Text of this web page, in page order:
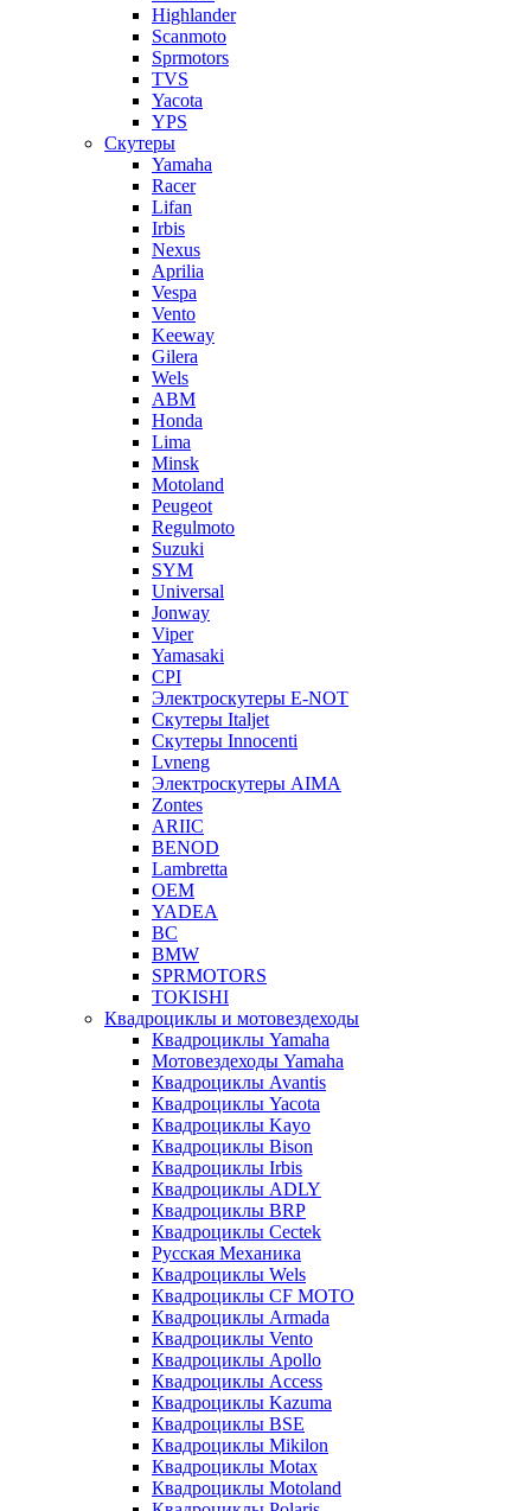
Highlander
Scanmoto
Sprmotors
TVS
Yacota
YPS
Скутеры
Yamaha
Racer
Lifan
Irbis
Nexus
Aprilia
Vespa
Vento
Keeway
Gilera
Wels
ABM
Honda
Lima
Minsk
Motoland
Peugeot
Regulmoto
Suzuki
SYM
Universal
Jonway
Viper
Yamasaki
CPI
Электроскутеры E-NOT
Скутеры Italjet
Скутеры Innocenti
Lvneng
Электроскутеры AIMA
Zontes
ARIIC
BENOD
Lambretta
OEM
YADEA
BC
BMW
SPRMOTORS
TOKISHI
Квадроциклы и мотовездеходы
Квадроциклы Yamaha
Мотовездеходы Yamaha
Квадроциклы Avantis
Квадроциклы Yacota
Квадроциклы Kayo
Квадроциклы Bison
Квадроциклы Irbis
Квадроциклы ADLY
Квадроциклы BRP
Квадроциклы Cectek
Русская Механика
Квадроциклы Wels
Квадроциклы CF MOTO
Квадроциклы Armada
Квадроциклы Vento
Квадроциклы Apollo
Квадроциклы Access
Квадроциклы Kazuma
Квадроциклы BSE
Квадроциклы Mikilon
Квадроциклы Motax
Квадроциклы Motoland